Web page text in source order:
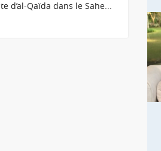
d’al-Qaïda dans le Sahe...